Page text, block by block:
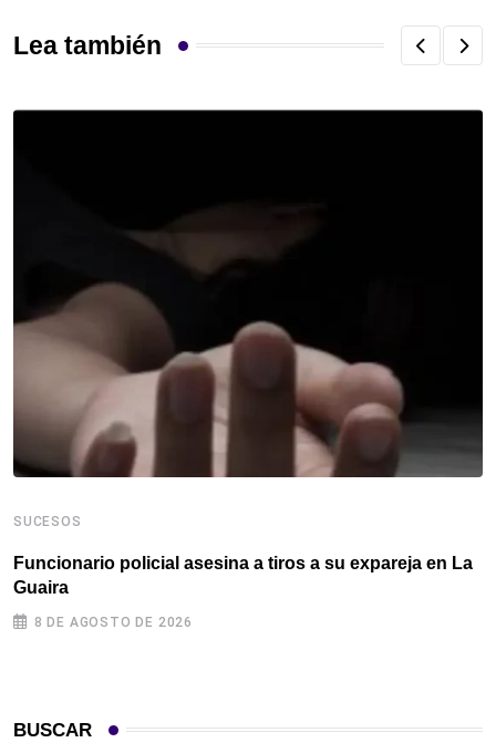
Lea también
SUCESOS
Funcionario policial asesina a tiros a su expareja en La
Guaira
8 DE AGOSTO DE 2026
BUSCAR